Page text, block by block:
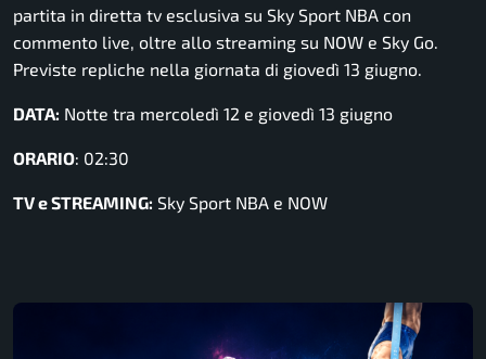
partita in diretta tv esclusiva su Sky Sport NBA con
commento live, oltre allo streaming su NOW e Sky Go.
Previste repliche nella giornata di giovedì 13 giugno.
DATA: Notte tra mercoledì 12 e giovedì 13 giugno
ORARIO: 02:30
TV e STREAMING: Sky Sport NBA e NOW